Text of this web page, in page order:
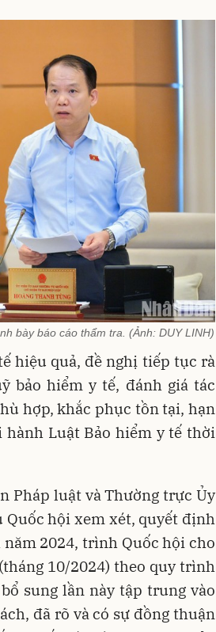
bày báo cáo thẩm tra. (Ảnh: DUY LINH)
hiệu quả, đề nghị tiếp tục rà
bảo hiểm y tế, đánh giá tác
hợp, khắc phục tồn tại, hạn
Luật Bảo hiểm y tế thời
Pháp luật và Thường trực Ủy
Quốc hội xem xét, quyết định
2024, trình Quốc hội cho
10/2024) theo quy trình
sung lần này tập trung vào
đã rõ và có sự đồng thuận